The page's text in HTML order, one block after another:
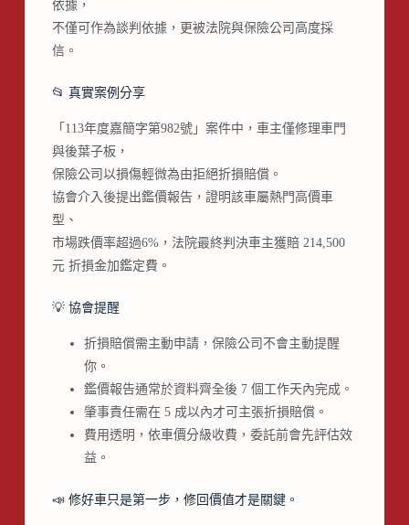
依據，
不僅可作為談判依據，更被法院與保險公司高度採
信。
📂 真實案例分享
「113年度嘉簡字第982號」案件中，車主僅修理車門
與後葉子板，
保險公司以損傷輕微為由拒絕折損賠償。
協會介入後提出鑑價報告，證明該車屬熱門高價車
型、
市場跌價率超過6%，法院最終判決車主獲賠 214,500
元 折損金加鑑定費。
💡 協會提醒
折損賠償需主動申請，保險公司不會主動提醒
你。
鑑價報告通常於資料齊全後 7 個工作天內完成。
肇事責任需在 5 成以內才可主張折損賠償。
費用透明，依車價分級收費，委託前會先評估效
益。
📣 修好車只是第一步，修回價值才是關鍵。